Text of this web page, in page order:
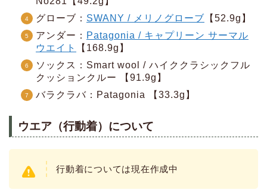
グローブ： SWANY / メリノグローブ 【52.9g】
アンダー： Patagonia / キャプリーン サーマル
ウエイト
【168.9g】
ソックス：Smart wool / ハイククラシックフル
クッションクルー 【91.9g】
バラクラバ：Patagonia 【33.3g】
ウエア（行動着）について
行動着については現在作成中